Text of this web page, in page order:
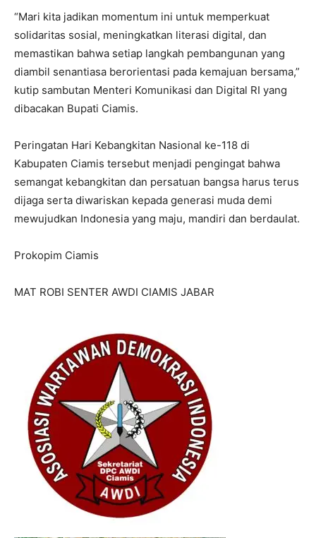
“Mari kita jadikan momentum ini untuk memperkuat
solidaritas sosial, meningkatkan literasi digital, dan
memastikan bahwa setiap langkah pembangunan yang
diambil senantiasa berorientasi pada kemajuan bersama,”
kutip sambutan Menteri Komunikasi dan Digital RI yang
dibacakan Bupati Ciamis.
Peringatan Hari Kebangkitan Nasional ke-118 di
Kabupaten Ciamis tersebut menjadi pengingat bahwa
semangat kebangkitan dan persatuan bangsa harus terus
dijaga serta diwariskan kepada generasi muda demi
mewujudkan Indonesia yang maju, mandiri dan berdaulat.
Prokopim Ciamis
MAT ROBI SENTER AWDI CIAMIS JABAR